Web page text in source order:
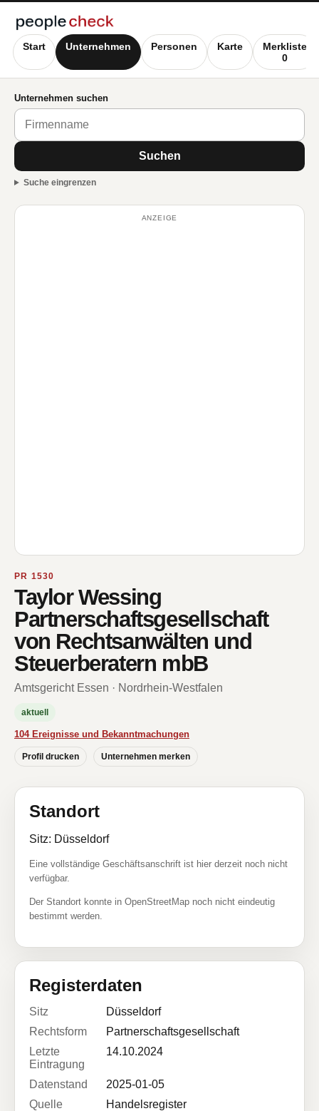
Start Unternehmen Personen Karte
Merkliste
0
Unternehmen suchen
Suchen
Suche eingrenzen
ANZEIGE
PR 1530
Taylor Wessing
Partnerschaftsgesellschaft
von Rechtsanwälten und
Steuerberatern mbB
Amtsgericht Essen · Nordrhein-Westfalen
aktuell
104 Ereignisse und Bekanntmachungen
Profil drucken Unternehmen merken
Standort
Sitz: Düsseldorf
Eine vollständige Geschäftsanschrift ist hier derzeit noch nicht
verfügbar.
Der Standort konnte in OpenStreetMap noch nicht eindeutig
bestimmt werden.
Registerdaten
Sitz
Düsseldorf
Rechtsform
Partnerschaftsgesellschaft
Letzte
Eintragung
14.10.2024
Datenstand
2025-01-05
Quelle
Handelsregister